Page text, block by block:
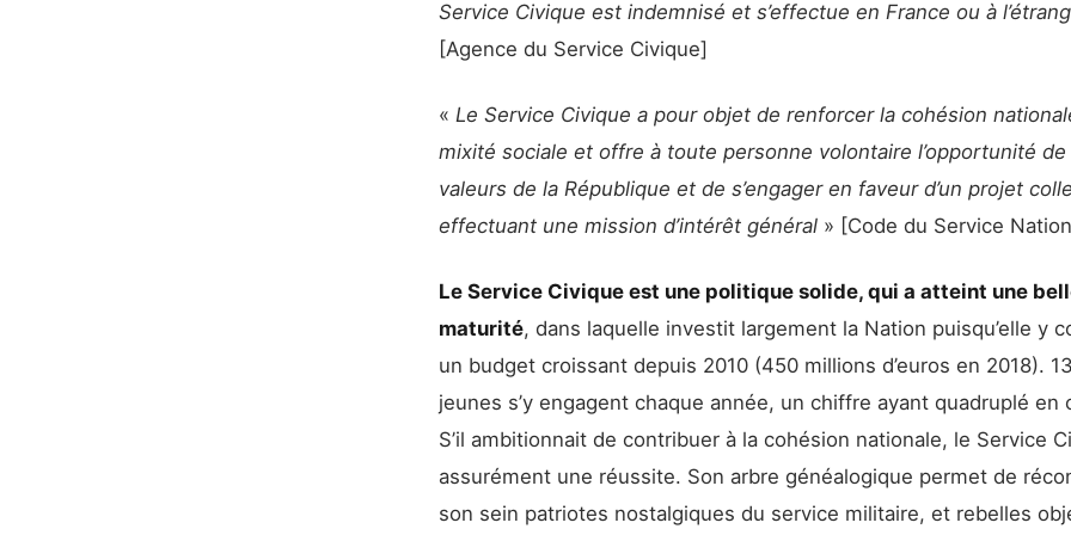
Service Civique est indemnisé et s’effectue en France ou à
[Agence du Service Civique]
« Le Service Civique a pour objet de renforcer la cohésion
mixité sociale et offre à toute personne volontaire l’opportunité
valeurs de la République et de s’engager en faveur d’un projet
effectuant une mission d’intérêt général » [Code du Service
Le Service Civique est une politique solide, qui a atteint une
maturité, dans laquelle investit largement la Nation puisqu’elle y
un budget croissant depuis 2010 (450 millions d’euros en 2018).
jeunes s’y engagent chaque année, un chiffre ayant quadruplé en
S’il ambitionnait de contribuer à la cohésion nationale, le Service
assurément une réussite. Son arbre généalogique permet de
son sein patriotes nostalgiques du service militaire, et rebelles